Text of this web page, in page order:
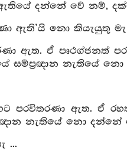
දන්නේ වේ නම්,
ඇති’යි නො කියැයුතු මැ
ඇත. ඒ පෘථග්ජනත්
සම්ප්‍රඥාන නැතියේ
පරවිතරණා ඇත. ඒ
නැතියේ නො
...